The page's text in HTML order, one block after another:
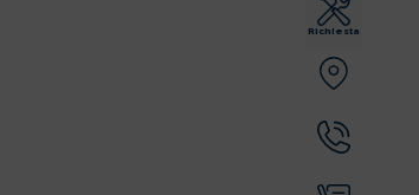
Richiesta